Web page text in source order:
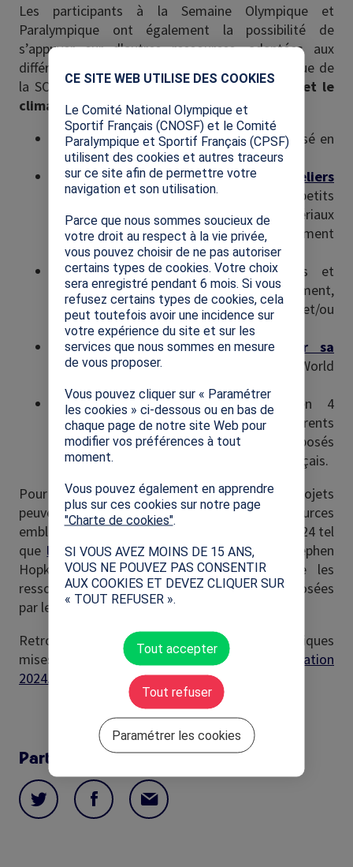
Les participants à la Semaine Olympique et
Paralympique ont également la possibilité de
s’appuyer sur d'autres ressources, adaptées aux
différents niveaux scolaires, liées à la thématique de
la SOP 2022, le sport pour l’environnement et le
climat
L’Escape Game Génération 2024, proposé en
version physique et digitale.
Les fiches « fais-le-toi-même : les ateliers
réemploi », pour fabriquer de petits
équipements sportifs à partir de matériaux
destinés à être jetés mais facilement
récupérables.
Un guide
référençant les ressources et
activités liant sport, climat et environnement,
proposées par des associations sportives et/ou
environnementales.
Un guide sur« Comment organiser sa
cleanwalk » mis à disposition par le World
Cleanup Day.
Desfichiers d’activitésdéclinés en 4
catégories d’âges dans 3 para sports différents
(Boccia, Para Athlétisme et Cécifoot), proposés
par le Comité Paralympique et Sportif Français.
Pour parfaire leur semaine, les porteurs de projets
peuvent également utiliser les ressources
emblématiques de la plateforme Génération 2024 tel
que le film La couleur de la Victoire
de Stephen
Hopkins disponible sur demande ainsi que les
ressources du programmeI’mPossibleproposées
par le Comité International
Retrouvez l’ensemble des ressources pédagogiques
mises à disposition surla plateforme Génération
2024.
Partager cette actualité
CE SITE WEB UTILISE DES COOKIES
Le Comité National Olympique et
Sportif Français (CNOSF) et le Comité
Paralympique et Sportif Français (CPSF)
utilisent des cookies et autres traceurs
sur ce site afin de permettre votre
navigation et son utilisation.
Parce que nous sommes soucieux de
votre droit au respect à la vie privée,
vous pouvez choisir de ne pas autoriser
certains types de cookies. Votre choix
sera enregistré pendant 6 mois. Si vous
refusez certains types de cookies, cela
peut toutefois avoir une incidence sur
votre expérience du site et sur les
services que nous sommes en mesure
de vous proposer.
Vous pouvez cliquer sur « Paramétrer
les cookies » ci-dessous ou en bas de
chaque page de notre site Web pour
modifier vos préférences à tout
moment.
Vous pouvez également en apprendre
plus sur ces cookies sur notre page
"Charte de cookies".
SI VOUS AVEZ MOINS DE 15 ANS,
VOUS NE POUVEZ PAS CONSENTIR
AUX COOKIES ET DEVEZ CLIQUER SUR
« TOUT REFUSER ».
Tout accepter
Tout refuser
Paramétrer les cookies